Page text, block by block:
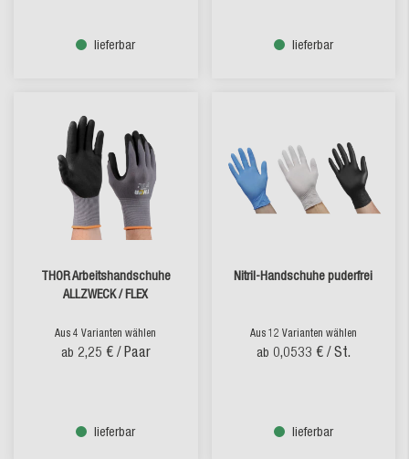
lieferbar lieferbar
THOR Arbeitshandschuhe
ALLZWECK / FLEX
Aus 4 Varianten wählen
ab 2,25 € / Paar
lieferbar
Nitril-Handschuhe puderfrei
Aus 12 Varianten wählen
ab 0,0533 € / St.
lieferbar